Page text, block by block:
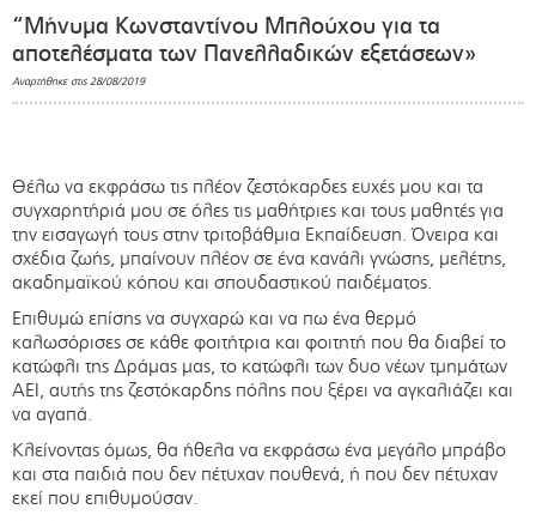
“Μήνυμα Κωνσταντίνου Μπλούχου για τα
αποτελέσματα των Πανελλαδικών εξετάσεων»
Αναρτήθηκε στις 28/08/2019
Θέλω να εκφράσω τις πλέον ζεστόκαρδες ευχές μου και τα
συγχαρητήριά μου σε όλες τις μαθήτριες και τους μαθητές για
την εισαγωγή τους στην τριτοβάθμια Εκπαίδευση. Όνειρα και
σχέδια ζωής, μπαίνουν πλέον σε ένα κανάλι γνώσης, μελέτης,
ακαδημαϊκού κόπου και σπουδαστικού παιδέματος.
Επιθυμώ επίσης να συγχαρώ και να πω ένα θερμό
καλωσόρισες σε κάθε φοιτήτρια και φοιτητή που θα διαβεί το
κατώφλι της Δράμας μας, το κατώφλι των δυο νέων τμημάτων
ΑΕΙ, αυτής της ζεστόκαρδης πόλης που ξέρει να αγκαλιάζει και
να αγαπά.
Κλείνοντας όμως, θα ήθελα να εκφράσω ένα μεγάλο μπράβο
και στα παιδιά που δεν πέτυχαν πουθενά, ή που δεν πέτυχαν
εκεί που επιθυμούσαν.